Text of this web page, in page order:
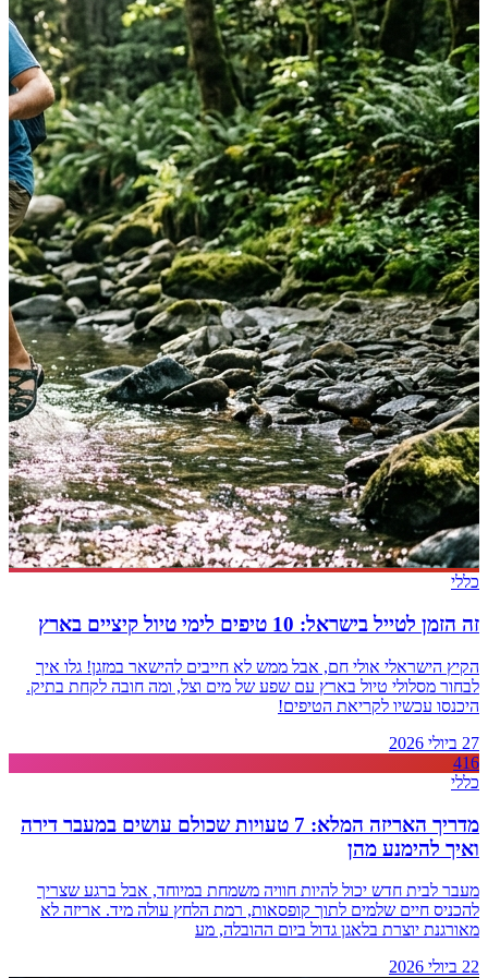
כללי
זה הזמן לטייל בישראל: 10 טיפים לימי טיול קיציים בארץ
הקיץ הישראלי אולי חם, אבל ממש לא חייבים להישאר במזגן! גלו איך
לבחור מסלולי טיול בארץ עם שפע של מים וצל, ומה חובה לקחת בתיק.
היכנסו עכשיו לקריאת הטיפים!
27 ביולי 2026
416
כללי
מדריך האריזה המלא: 7 טעויות שכולם עושים במעבר דירה
ואיך להימנע מהן
מעבר לבית חדש יכול להיות חוויה משמחת במיוחד, אבל ברגע שצריך
להכניס חיים שלמים לתוך קופסאות, רמת הלחץ עולה מיד. אריזה לא
מאורגנת יוצרת בלאגן גדול ביום ההובלה, מע
22 ביולי 2026